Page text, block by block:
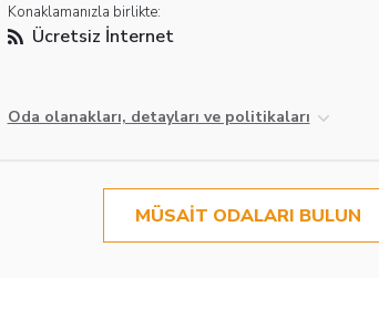
Konaklamanızla birlikte:
Ücretsiz İnternet
Oda olanakları, detayları ve politikaları
MÜSAIT ODALARI BULUN